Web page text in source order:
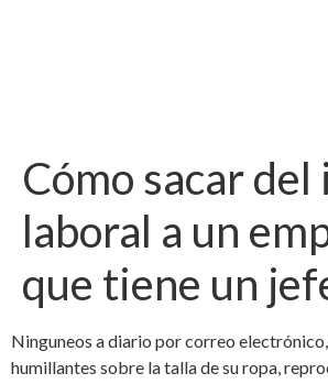
Cómo sacar
laboral a un
que tiene un
Ninguneos a diario por correo
humillantes sobre la talla de su ropa,